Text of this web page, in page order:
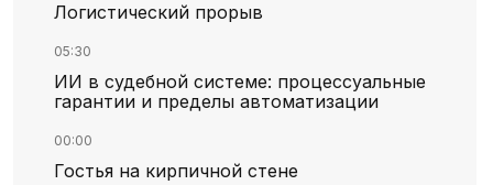
Логистический прорыв
05:30
ИИ в судебной системе: процессуальные
гарантии и пределы автоматизации
00:00
Гостья на кирпичной стене